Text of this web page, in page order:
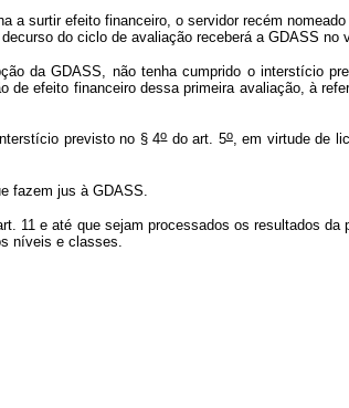
surtir efeito financeiro, o servidor recém
do ciclo de avaliação receberá a GDASS
da GDASS, não tenha cumprido o interstício
efeito financeiro dessa primeira avaliação, à
previsto no § 4odo art. 5o, em virtude de
fazem jus à GDASS.
11 e até que sejam processados os resultados
níveis e classes.